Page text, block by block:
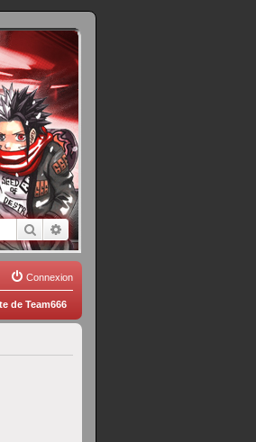
RechercherRecherche avancée
Connexion
de Team666